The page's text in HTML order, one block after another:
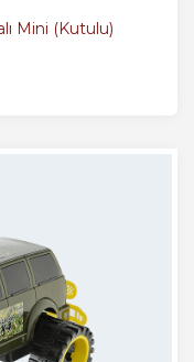
Mini (Kutulu)